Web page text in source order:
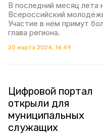
В последний месяц лета
Всероссийский
Участие в нём примут
глава региона.
20 марта 2024, 14:49
Цифровой портал
открыли для
муниципальных
служащих